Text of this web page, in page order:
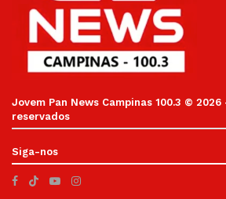
Jovem Pan News Campinas 100.3 ©
reservados
Siga-nos